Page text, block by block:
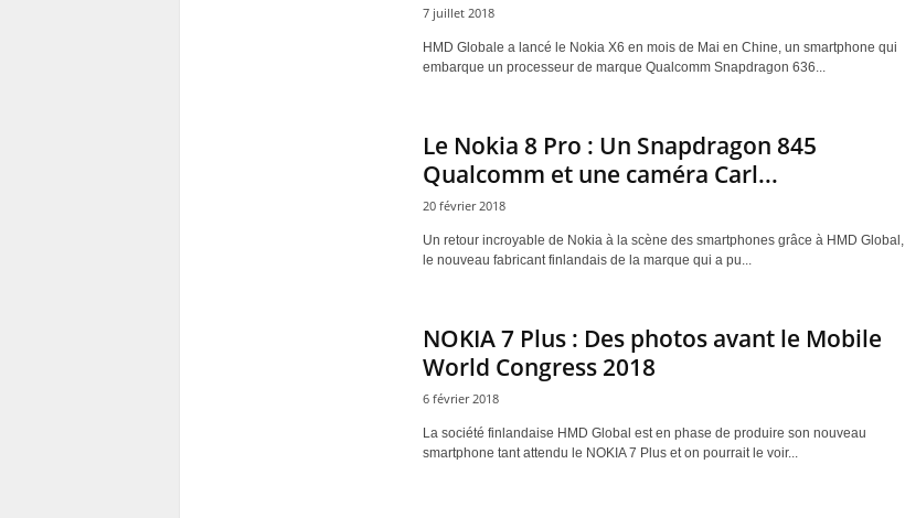
7 juillet 2018
HMD Globale a lancé le Nokia X6 en mois de Mai en Chine, un smartphone qui
embarque un processeur de marque Qualcomm Snapdragon 636...
Le Nokia 8 Pro : Un Snapdragon 845
Qualcomm et une caméra Carl...
20 février 2018
Un retour incroyable de Nokia à la scène des smartphones grâce à HMD Global,
le nouveau fabricant finlandais de la marque qui a pu...
NOKIA 7 Plus : Des photos avant le Mobile
World Congress 2018
6 février 2018
La société finlandaise HMD Global est en phase de produire son nouveau
smartphone tant attendu le NOKIA 7 Plus et on pourrait le voir...